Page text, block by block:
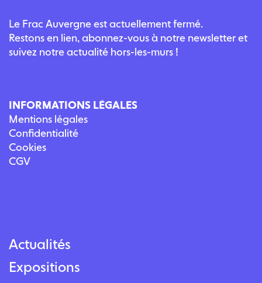
Le Frac Auvergne est actuellement fermé.
Restons en lien, abonnez-vous à notre newsletter et
suivez notre actualité hors-les-murs !
INFORMATIONS LÉGALES
Mentions légales
Confidentialité
Cookies
CGV
Actualités
Expositions